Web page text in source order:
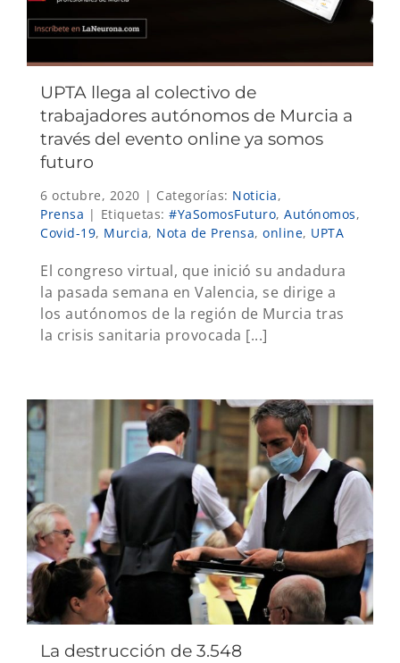
UPTA llega al colectivo de
trabajadores autónomos de Murcia a
través del evento online ya somos
futuro
6 octubre, 2020 | Categorías: Noticia,
Prensa | Etiquetas: #YaSomosFuturo, Autónomos,
Covid-19, Murcia, Nota de Prensa, online, UPTA
El congreso virtual, que inició su andadura
la pasada semana en Valencia, se dirige a
los autónomos de la región de Murcia tras
la crisis sanitaria provocada [...]
La destrucción de 3.548